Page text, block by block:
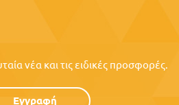
νέα και τις ειδικές προσφορές.
Εγγραφή